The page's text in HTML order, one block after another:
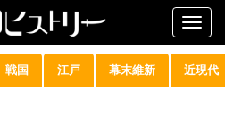
戦国 江戸 幕末維新 近現代